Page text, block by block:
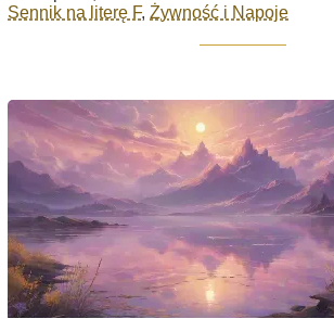
Sennik na literę F, Żywność i Napoje